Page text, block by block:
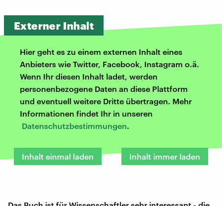
Externer Inhalt
Hier geht es zu einem externen Inhalt eines
Anbieters wie Twitter, Facebook, Instagram o.ä.
Wenn Ihr diesen Inhalt ladet, werden
personenbezogene Daten an diese Plattform
und eventuell weitere Dritte übertragen. Mehr
Informationen findet Ihr in unseren
Datenschutzbestimmungen.
Inhalt einmal laden Inhalt immer laden